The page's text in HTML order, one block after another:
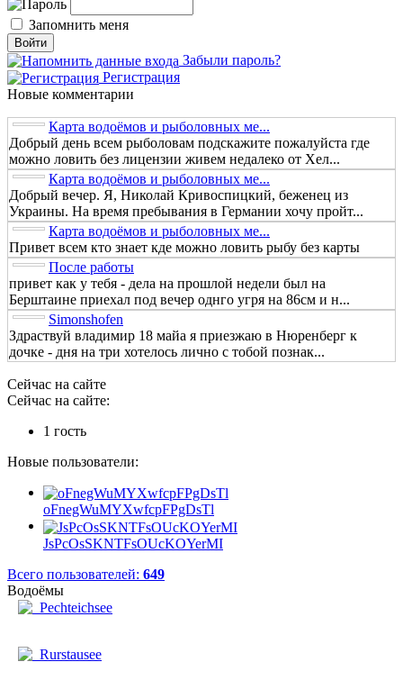
Запомнить меня
Забыли пароль?
Регистрация
Новые комментарии
Карта водоёмов и рыболовных ме...
Добрый день всем рыболовам подскажите пожалуйста где
можно ловить без лицензии живем недалеко от Хел...
Карта водоёмов и рыболовных ме...
Добрый вечер. Я, Николай Кривоспицкий, беженец из
Украины. На время пребывания в Германии хочу пройт...
Карта водоёмов и рыболовных ме...
Привет всем кто знает кде можно ловить рыбу без карты
После работы
привет как у тебя - дела на прошлой недели был на
Берштаине приехал под вечер однго угря на 86см и н...
Simonshofen
Здраствуй владимир 18 майа я приезжаю в Нюренберг к
дочке - дня на три хотелось лично с тобой познак...
Сейчас на сайте
Сейчас на сайте:
1 гость
Новые пользователи:
oFnegWuMYXwfcpFPgDsTl
JsPcOsSKNTFsOUcKOYerMI
Всего пользователей: 649
Водоёмы
Pechteichsee
Rurstausee